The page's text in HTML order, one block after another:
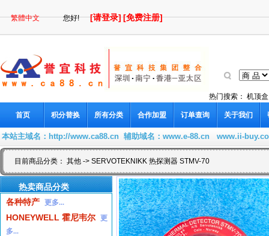
繁體中文 您好![请登录][免费注册]
热门搜索： 机顶盒
首页 积分替换 所有分类 合作加盟 订单查询 关于我们
本站主域名： http://www.ca88.cn 辅助域名： www.e-88.cn www.ii-
目前商品分类： 其他 -> SERVOTEKNIKK 热探测器 STMV-70
热卖商品分类
各种特产 更多...
HONEYWELL 霍尼韦尔 更
多...